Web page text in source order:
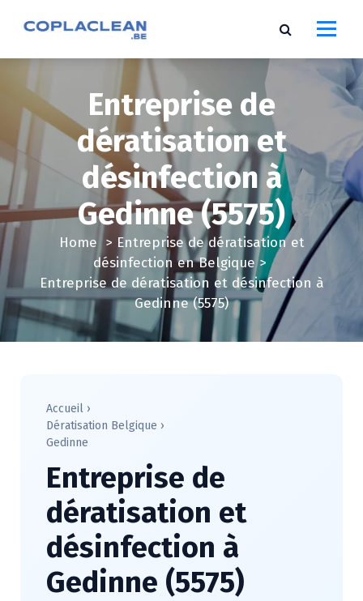
e
n
t
Entreprise de
dératisation et
désinfection à
Gedinne (5575)
Home > Entreprise de dératisation et
désinfection en Belgique>
Entreprise de dératisation et désinfection à
Gedinne (5575)
Accueil ›
Dératisation Belgique ›
Gedinne
Entreprise de
dératisation et
désinfection à
Gedinne (5575)